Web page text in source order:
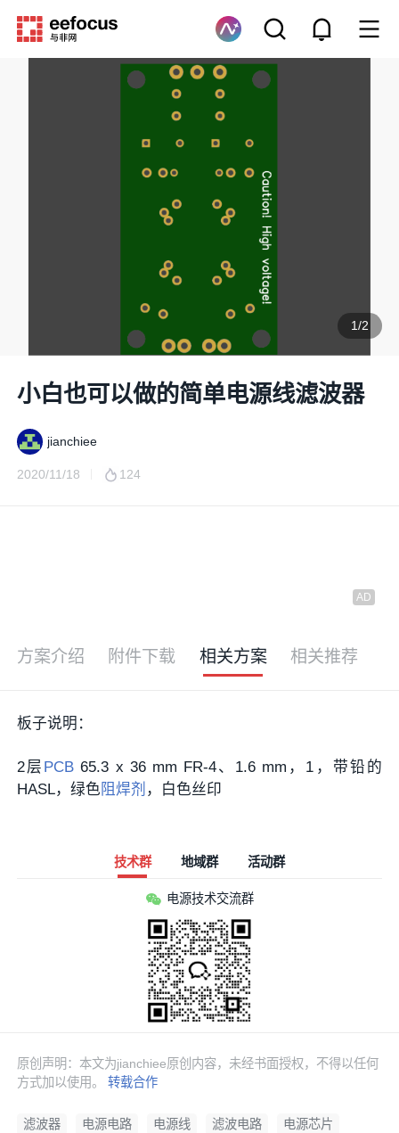
1/2
小白也可以做的简单电源线滤波器
jianchiee
2020/11/18 124
方案介绍 附件下载 相关方案 相关推荐
板子说明：
2层 PCB 65.3 x 36 mm FR-4、1.6 mm，1，带铅的
HASL，绿色 阻焊剂 ，白色丝印
技术群 地域群 活动群
电源技术交流群
原创声明：本文为jianchiee原创内容，未经书面授权，不得以任何
方式加以使用。转载合作
滤波器 电源电路 电源线 滤波电路 电源芯片